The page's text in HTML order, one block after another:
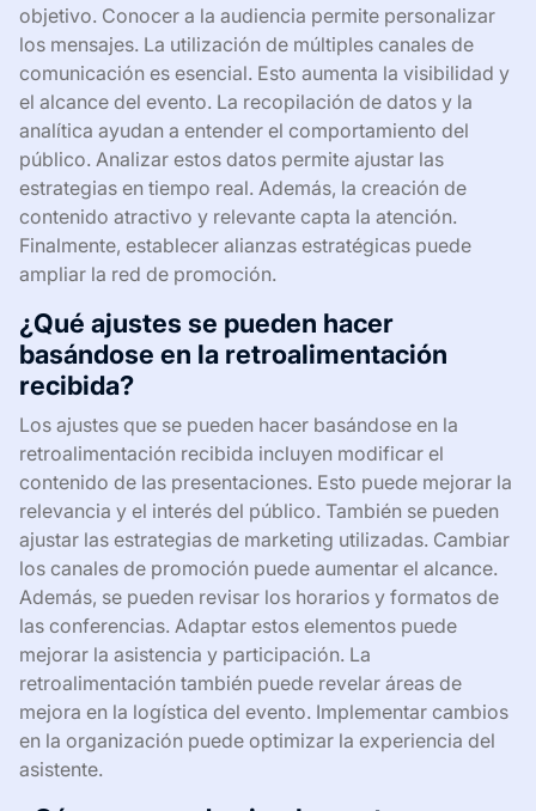
objetivo. Conocer a la audiencia permite personalizar
los mensajes. La utilización de múltiples canales de
comunicación es esencial. Esto aumenta la visibilidad y
el alcance del evento. La recopilación de datos y la
analítica ayudan a entender el comportamiento del
público. Analizar estos datos permite ajustar las
estrategias en tiempo real. Además, la creación de
contenido atractivo y relevante capta la atención.
Finalmente, establecer alianzas estratégicas puede
ampliar la red de promoción.
¿Qué ajustes se pueden hacer
basándose en la retroalimentación
recibida?
Los ajustes que se pueden hacer basándose en la
retroalimentación recibida incluyen modificar el
contenido de las presentaciones. Esto puede mejorar la
relevancia y el interés del público. También se pueden
ajustar las estrategias de marketing utilizadas. Cambiar
los canales de promoción puede aumentar el alcance.
Además, se pueden revisar los horarios y formatos de
las conferencias. Adaptar estos elementos puede
mejorar la asistencia y participación. La
retroalimentación también puede revelar áreas de
mejora en la logística del evento. Implementar cambios
en la organización puede optimizar la experiencia del
asistente.